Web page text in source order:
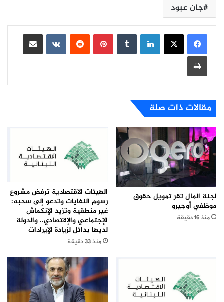
جان عبود
لينكدإن بينتيريست
مشاركة عبر البريد
طباعة
مقالات ذات صلة
لجنة المال تقر تمويل حقوق
موظفي أوجيرو
منذ 16 دقيقة
الهيئات الاقتصادية ترفض مشروع
رسوم النفايات وتدعو إلى سحبه:
غير منطقية وتزيد الإنكماش
الإجتماعي والإقتصادي.. والدولة
لديها بدائل لزيادة الإيرادات
منذ 33 دقيقة